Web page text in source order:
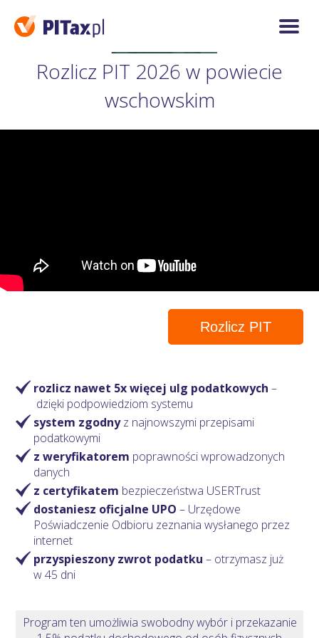
Rozlicz PIT 2026 w powiecie
wschowskim
Rozlicz PIT
rozlicz nawet 5x więcej ulg podatkowych–
dzięki podpowiedziom systemu
system zgodnyz najnowszymi przepisami
podatkowymi
z weryfikatorem poprawności wprowadzonych
danych
z certyfikatem bezpieczeństwa USERTrust
dostaniesz oficjalne UPO – Urzędowe
Poświadczenie Odbioru zeznania wysłanego przez
internet
przyspieszony zwrot podatku – otrzymasz już
w 45 dni
Program ten umożliwia swobodny wybór i przekazanie